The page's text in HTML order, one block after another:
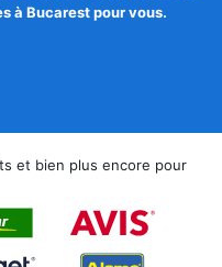
à Bucarest pour vous.
et bien plus encore pour